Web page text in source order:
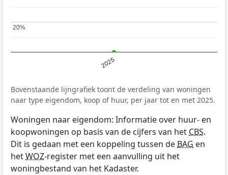
2025
20%
20%
Bovenstaande lijngrafiek toont de verdeling van woningen
naar type eigendom, koop of huur, per jaar tot en met 2025.
Woningen naar eigendom: Informatie over huur- en
koopwoningen op basis van de cijfers van hetCBS.
Dit is gedaan met een koppeling tussen deBAG en
hetWOZ-register met een aanvulling uit het
woningbestand van het Kadaster.